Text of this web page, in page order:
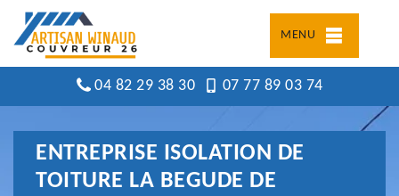
MENU
04 82 29 38 30 07 77 89 03 74
ENTREPRISE ISOLATION DE
TOITURE LA BEGUDE DE